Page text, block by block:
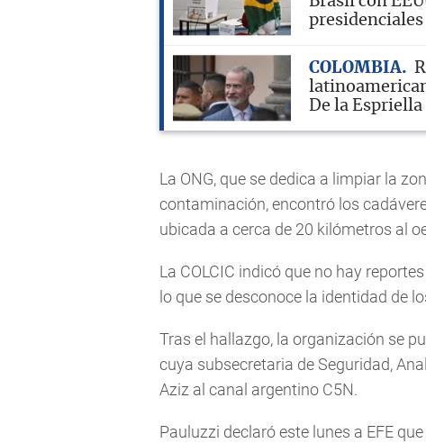
presidenciales
COLOMBIA
De la Espriella
La ONG, que se dedica a limpiar la
contaminación, encontró los
ubicada a cerca de 20 kilómetros al
La COLCIC indicó que no hay
lo que se desconoce la identidad de
Tras el hallazgo, la organización se
cuya subsecretaria de Seguridad,
Aziz al canal argentino C5N.
Pauluzzi declaró este lunes a EFE